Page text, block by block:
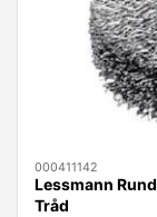
000411142
Lessmann
Tråd